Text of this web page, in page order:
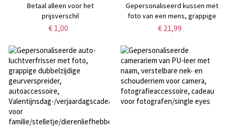
Betaal alleen voor het
prijsverschil
€ 1,00
Gepersonaliseerd kussen met
foto van een mens, grappige
knuffelpop, woondecoratie,
voor
echtgenoot/echtgenote/vrienden
€ 21,99